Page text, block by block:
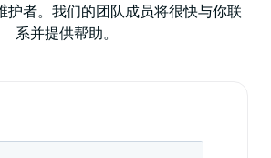
护者。我们的团队成员将很快与你联
系并提供帮助。